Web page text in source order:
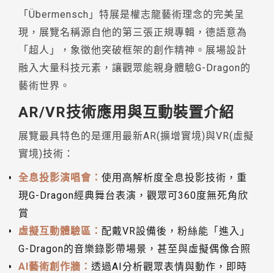
「Übermensch」特展是權志龍藝術理念的完美呈
現，展覽名稱源自他的第三張正規專輯，德語意為
「超人」，象徵他突破框架的創作精神。展場設計
融入大量科技元素，讓觀眾能親身體驗G-Dragon的
藝術世界。
AR/VR技術應用與互動裝置介紹
展覽最具特色的是運用最新AR(擴增實境)與VR(虛擬
實境)技術：
全息投影演唱會： 使用高解析度全息投影技術，重
現G-Dragon經典舞台表演，觀眾可360度無死角欣
賞
虛擬互動體驗區： 配戴VR設備後，粉絲能「進入」
G-Dragon的音樂錄影帶場景，甚至與虛擬偶像合照
AI藝術創作牆： 透過AI分析觀眾表情與動作，即時